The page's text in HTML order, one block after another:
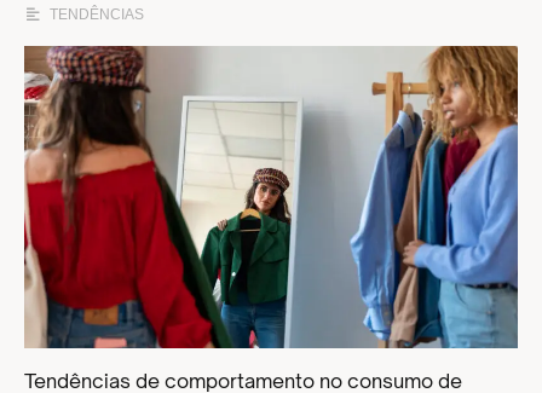
TENDÊNCIAS
Tendências de comportamento no consumo de